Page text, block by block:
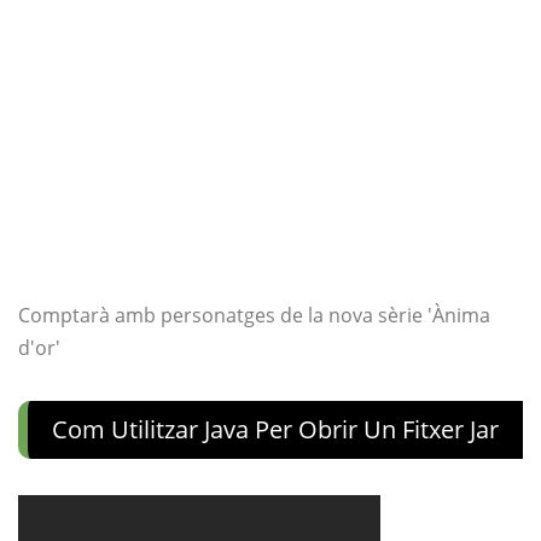
Comptarà amb personatges de la nova sèrie 'Ànima
d'or'
Com Utilitzar Java Per Obrir Un Fitxer Jar